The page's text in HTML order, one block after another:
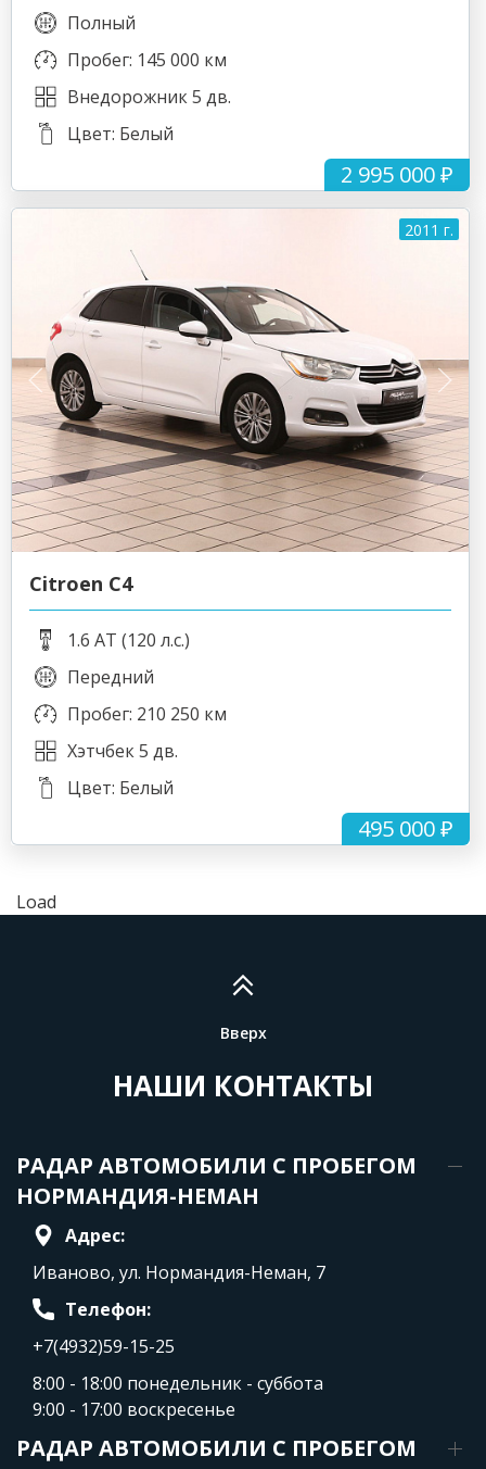
2 995 000 ₽
Полный
Пробег: 145 000 км
Внедорожник 5 дв.
Цвет: Белый
2011 г.
495 000 ₽
Citroen C4
1.6 AT (120 л.с.)
Передний
Пробег: 210 250 км
Хэтчбек 5 дв.
Цвет: Белый
Load
Вверх
НАШИ КОНТАКТЫ
РАДАР АВТОМОБИЛИ С ПРОБЕГОМ
НОРМАНДИЯ-НЕМАН
Адрес:
Иваново, ул. Нормандия-Неман, 7
Телефон:
+7(4932)59-15-25
8:00 - 18:00 понедельник - суббота
9:00 - 17:00 воскресенье
РАДАР АВТОМОБИЛИ С ПРОБЕГОМ